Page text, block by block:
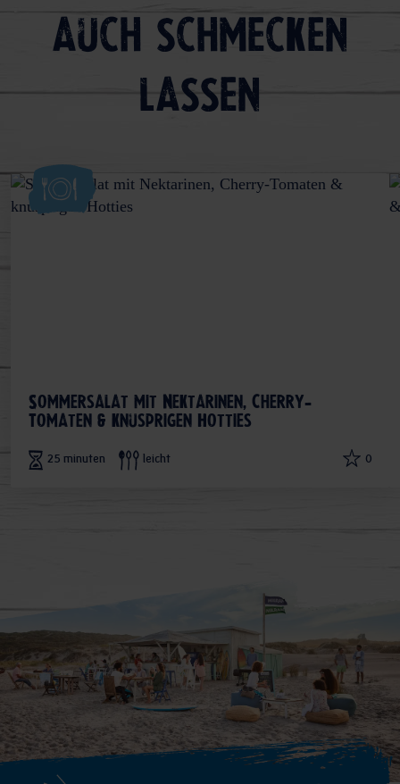
auch schmecken
lassen
Sommersalat mit Nektarinen, Cherry-
Tomaten & knusprigen Hotties
25 minuten leicht 0